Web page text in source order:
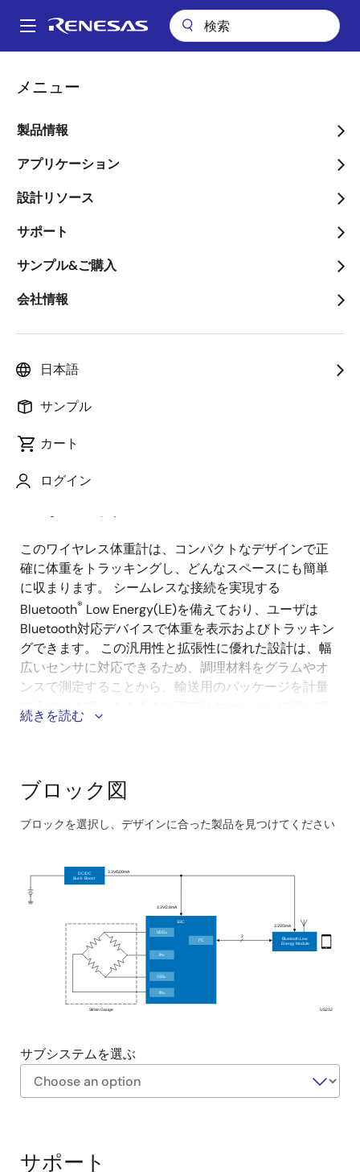
ン
Main
メニュー
製品情報
アプリケーション
設計リソース
サポート
サンプル&ご購入
会社情報
日本語
サンプル
カート
ログイン
パ
ン
く
ず
ワイヤレス体重計
ワイヤレス体重計
概要
概
要
説明
説
明
健康とフィットネスに対する意識が高まるにつれ、日
常生活でにシームレスに接続できるツールの需要が高
まっています。 体重計は、健康とフィットネスの旅の
一環として体重を追跡するために、多くの家庭で不可
このワイヤレス体重計は、コンパクトなデザインで正
確に体重をトラッキングし、どんなスペースにも簡単
に収まります。 シームレスな接続を実現する
Bluetooth® Low Energy(LE)を備えており、ユーザは
Bluetooth対応デバイスで体重を表示およびトラッキン
グできます。 この汎用性と拡張性に優れた設計は、幅
広いセンサに対応できるため、調理材料をグラムやオ
ンスで測定することから、輸送用のパッケージを計量
することまで、さまざまなアプリケーションに適して
います。
シンプルで柔軟性の高い設計により、使用するひず
みゲージに基づいて幅広いアプリケーションと重量
テリ寿命を延ばします。
エネルギ効率に関する GUI プロンプトでウェイクア
ップします。
続きを読む
ブロック図
ブロックを選択し、デザインに合った製品を見つけてください
block
diagram
US232
DC/DC
Buck-Boost
Strain Gauge
3.3V/500mA
3.3V/2.8mA
3.3V/3mA
Bluetooth Low
Energy Module
SSC
VDDB
IN P
VSSB
IN N
I2C
2
サブシステムを選ぶ
Diagram
サポート